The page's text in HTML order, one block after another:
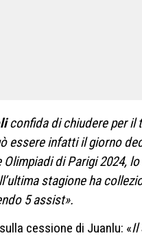
confida di chiudere per il
essere infatti il giorno
di Parigi 2024,
stagione ha
5 assist».
cessione di Juanlu: «Il